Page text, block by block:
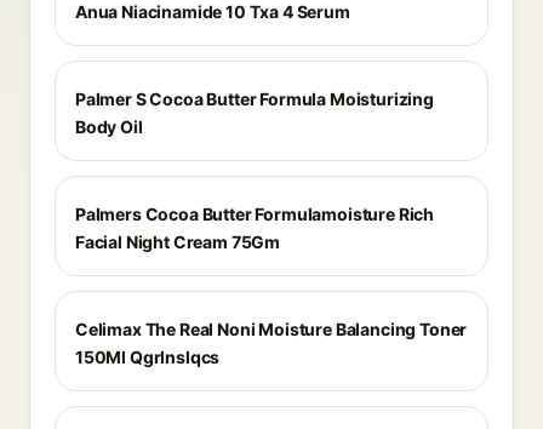
Anua Niacinamide 10 Txa 4 Serum
Palmer S Cocoa Butter Formula Moisturizing
Body Oil
Palmers Cocoa Butter Formulamoisture Rich
Facial Night Cream 75Gm
Celimax The Real Noni Moisture Balancing Toner
150Ml Qgrlnslqcs